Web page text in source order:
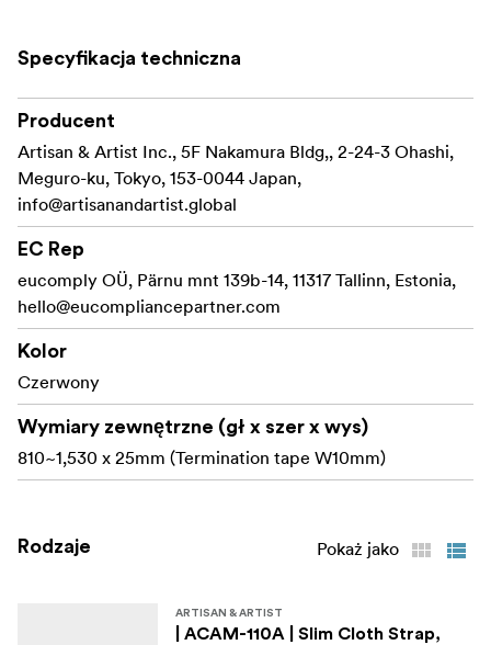
Należy pamiętać, że pasek ma system mocowania
typu taśmowego. Za pomocą trójkątnego
pierścienia można go również przymocować do
aparatów z oczkami.
Wyprodukowano w Japonii
Wymiary: (dł. x szer.) 810~1,530 x 25 mm (taśma
zakończeniowa W10 mm)
Materiał: Akryl, Skóra, Poliester
Specyfikacja techniczna
Producent
Artisan & Artist Inc., 5F Nakamura Bldg,, 2-24-3 Ohashi,
Meguro-ku, Tokyo, 153-0044 Japan,
info@artisanandartist.global
EC Rep
eucomply OÜ, Pärnu mnt 139b-14, 11317 Tallinn, Estonia,
hello@eucompliancepartner.com
Kolor
Czerwony
Wymiary zewnętrzne (gł x szer x wys)
810~1,530 x 25mm (Termination tape W10mm)
Rodzaje Pokaż jako
ARTISAN & ARTIST
| ACAM-110A | Slim Cloth Strap,